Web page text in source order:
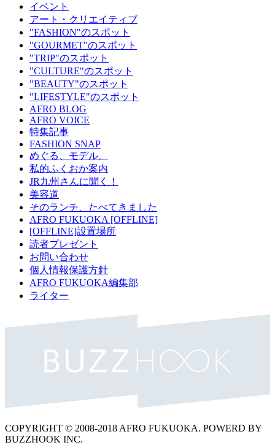
イベント
アート・クリエイティブ
"FASHION"のスポット
"GOURMET"のスポット
"TRIP"のスポット
"CULTURE"のスポット
"BEAUTY"のスポット
"LIFESTYLE"のスポット
AFRO BLOG
AFRO VOICE
特集記事
FASHION SNAP
めぐる、モデル。
私的ふくおか案内
JR九州さんに聞く！
美容道
そのランチ、たべてきました
AFRO FUKUOKA [OFFLINE]
[OFFLINE]設置場所
読者プレゼント
お問い合わせ
個人情報保護方針
AFRO FUKUOKA編集部
ライター
COPYRIGHT © 2008-2018 AFRO FUKUOKA. POWERD BY
BUZZHOOK INC.